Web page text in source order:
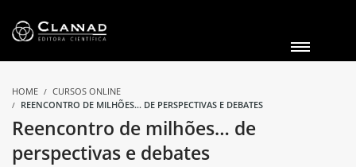
HOME
CURSOS ONLINE
REENCONTRO DE MILHÕES... DE PERSPECTIVAS E DEBATES
Reencontro de milhões… de
perspectivas e debates